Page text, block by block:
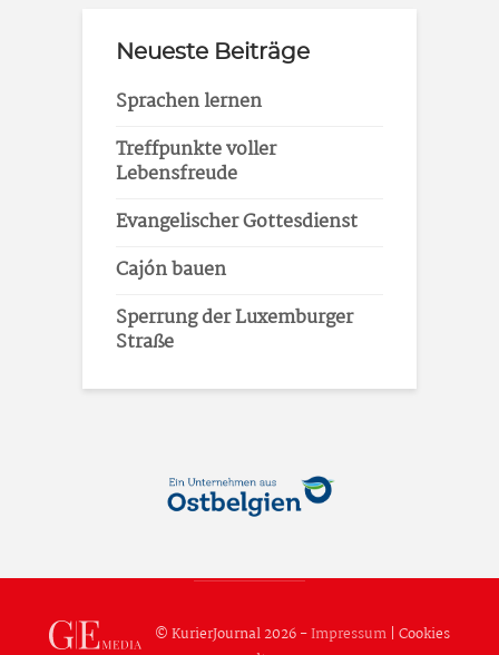
Neueste Beiträge
Sprachen lernen
Treffpunkte voller
Lebensfreude
Evangelischer Gottesdienst
Cajón bauen
Sperrung der Luxemburger
Straße
© KurierJournal 2026 -Impressum| Cookies